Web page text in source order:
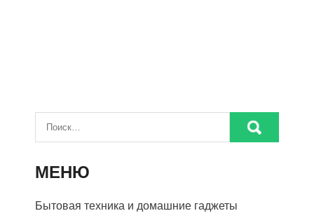
МЕНЮ
Бытовая техника и домашние гаджеты